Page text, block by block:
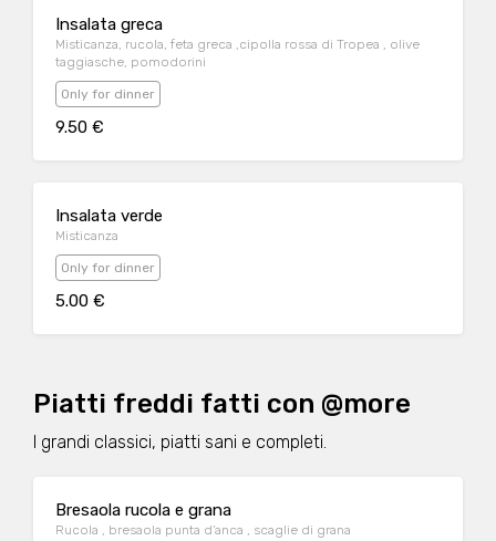
Insalata greca
Misticanza, rucola, feta greca ,cipolla rossa di Tropea , olive
taggiasche, pomodorini
Only for dinner
9.50 €
Insalata verde
Misticanza
Only for dinner
5.00 €
Piatti freddi fatti con @more
I grandi classici, piatti sani e completi.
Bresaola rucola e grana
Rucola , bresaola punta d’anca , scaglie di grana